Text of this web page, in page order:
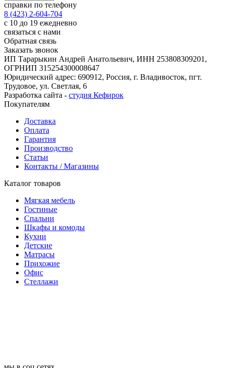
справки по телефону
8 (423) 2-604-704
с 10 до 19 ежедневно
связаться с нами
Обратная связь
Заказать звонок
ИП Тарарыкин Андрей Анатольевич, ИНН 253808309201,
ОГРНИП 315254300008647
Юридический адрес: 690912, Россия, г. Владивосток, пгт.
Трудовое, ул. Светлая, 6
Разработка сайта - студия Кефирок
Покупателям
Доставка
Оплата
Гарантия
Производство
Статьи
Контакты / Магазины
Каталог товаров
Мягкая мебель
Гостиные
Спальни
Шкафы и комоды
Кухни
Детские
Матрасы
Прихожие
Офис
Стеллажи